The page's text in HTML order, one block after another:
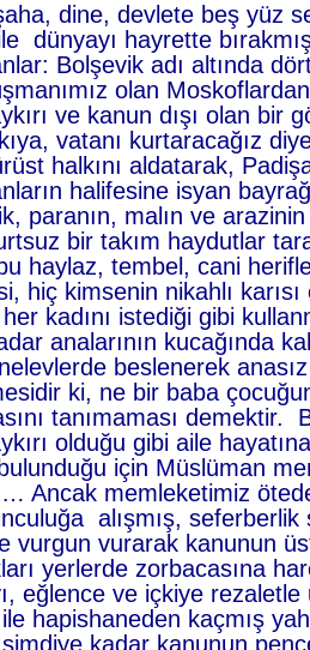
dine, devlete beş yüz
ile dünyayı hayrette
Bolşevik adı altında
olan
ve kanun dışı olan bir
vatanı kurtaracağız
halkını aldatarak,
halifesine isyan
paranın, malın ve arazinin
bir takım haydutlar
haylaz, tembel, cani
hiç kimsenin nikahlı karısı
kadını istediği gibi
analarının kucağında
beslenerek
ki, ne bir baba
tanımaması demektir.
olduğu gibi aile
için Müslüman
Ancak memleketimiz
alışmış, seferberlik
vurgun vurarak kanunun
yerlerde zorbacasına
eğlence ve içkiye rezaletle
hapishaneden kaçmış
şimdiye kadar kanunun